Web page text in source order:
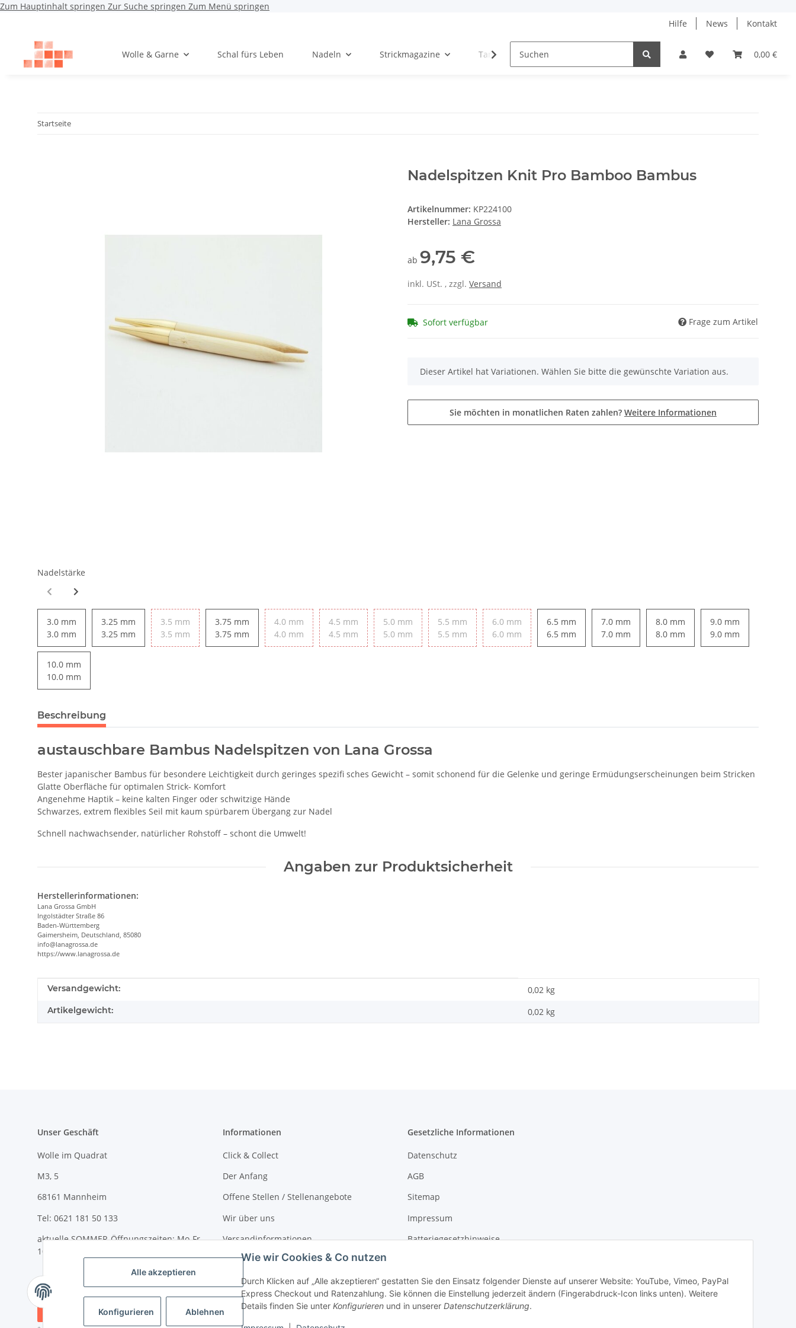
Zum Hauptinhalt springen Zur Suche springen Zum Menü springen
Alle akzeptieren
Konfigurieren Ablehnen
Wie wir Cookies & Co nutzen
Durch Klicken auf „Alle akzeptieren“ gestatten Sie den Einsatz folgender Dienste auf unserer Website: YouTube, Vimeo, PayPal
Express Checkout und Ratenzahlung. Sie können die Einstellung jederzeit ändern (Fingerabdruck-Icon links unten). Weitere
Details finden Sie unter Konfigurieren und in unserer Datenschutzerklärung.
Hilfe News Kontakt
0,00 €
Wolle & Garne Schal fürs Leben Nadeln Strickmagazine Tanja Steinbach
Startseite
Nadelspitzen Knit Pro Bamboo Bambus
Artikelnummer: KP224100
Hersteller: Lana Grossa
ab 9,75 €
inkl. USt. , zzgl. Versand
Sofort verfügbar Frage zum Artikel
x
Dieser Artikel hat Variationen. Wählen Sie bitte die gewünschte Variation aus.
Sie möchten in monatlichen Raten zahlen? Weitere Informationen
Nadelstärke
3.0 mm
3.0 mm
3.25 mm
3.25 mm
3.5 mm
3.5 mm
3.75 mm
3.75 mm
4.0 mm
4.0 mm
4.5 mm
4.5 mm
5.0 mm
5.0 mm
5.5 mm
5.5 mm
6.0 mm
6.0 mm
6.5 mm
6.5 mm
7.0 mm
7.0 mm
8.0 mm
8.0 mm
9.0 mm
9.0 mm
10.0 mm
10.0 mm
Beschreibung
austauschbare Bambus Nadelspitzen von Lana Grossa
Bester japanischer Bambus für besondere Leichtigkeit durch geringes spezifi sches Gewicht – somit schonend für die Gelenke und geringe Ermüdungserscheinungen beim Stricken
Glatte Oberfläche für optimalen Strick- Komfort
Angenehme Haptik – keine kalten Finger oder schwitzige Hände
Schwarzes, extrem flexibles Seil mit kaum spürbarem Übergang zur Nadel
Schnell nachwachsender, natürlicher Rohstoff – schont die Umwelt!
Angaben zur Produktsicherheit
Herstellerinformationen:
Lana Grossa GmbH
Ingolstädter Straße 86
Baden-Württemberg
Gaimersheim, Deutschland, 85080
info@lanagrossa.de
https://www.lanagrossa.de
Produkteigenschaft
Wert
Versandgewicht: 0,02 kg
Artikelgewicht: 0,02 kg
Unser Geschäft
Wolle im Quadrat
M3, 5
68161 Mannheim
Tel: 0621 181 50 133
aktuelle SOMMER-Öffnungszeiten: Mo-Fr
10-18 Uhr und Sa 10-14 Uhr
Informationen
Click & Collect
Der Anfang
Offene Stellen / Stellenangebote
Wir über uns
Versandinformationen
Newsletter
Gesetzliche Informationen
Datenschutz
AGB
Sitemap
Impressum
Batteriegesetzhinweise
Vertrag widerrufen